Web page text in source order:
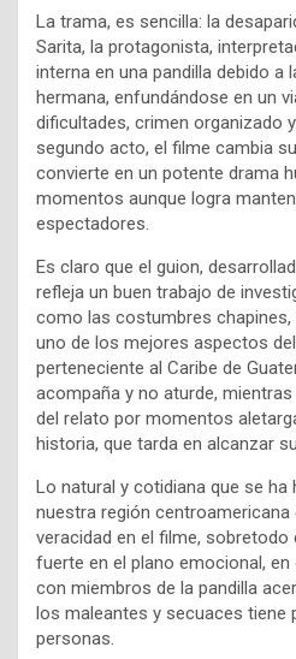
La trama, es sencilla: la
Sarita, la protagonista,
interna en una pandilla debido a
hermana, enfundándose en un
dificultades, crimen organizado
segundo acto, el filme cambia
convierte en un potente drama
momentos aunque logra
espectadores.
Es claro que el guion,
refleja un buen trabajo de
como las costumbres chapines,
uno de los mejores aspectos
perteneciente al Caribe de
acompaña y no aturde,
del relato por momentos
historia, que tarda en alcanzar
Lo natural y cotidiana que se ha
nuestra región
veracidad en el filme, sobretodo
fuerte en el plano emocional,
con miembros de la pandilla
los maleantes y secuaces tiene
personas.